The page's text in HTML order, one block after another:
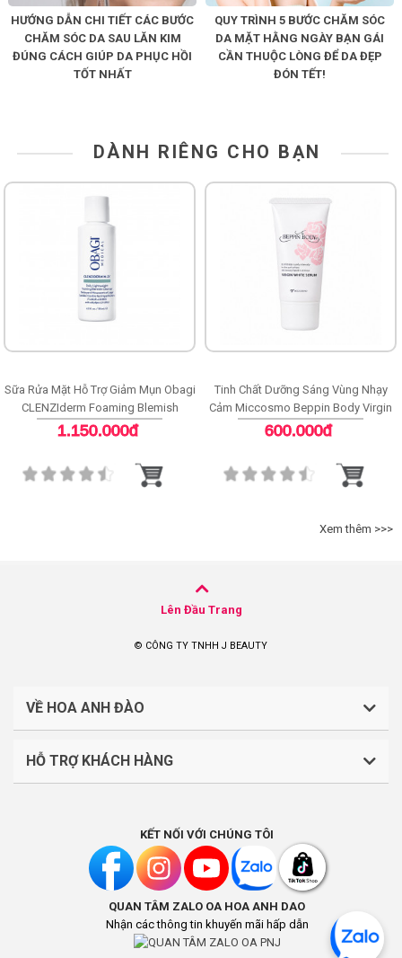
HƯỚNG DẪN CHI TIẾT CÁC BƯỚC
CHĂM SÓC DA SAU LĂN KIM
ĐÚNG CÁCH GIÚP DA PHỤC HỒI
TỐT NHẤT
QUY TRÌNH 5 BƯỚC CHĂM SÓC
DA MẶT HẰNG NGÀY BẠN GÁI
CẦN THUỘC LÒNG ĐỂ DA ĐẸP
ĐÓN TẾT!
DÀNH RIÊNG CHO BẠN
Sữa Rửa Mặt Hỗ Trợ Giảm Mụn Obagi
CLENZIderm Foaming Blemish
Cleanser
1.150.000đ
Tinh Chất Dưỡng Sáng Vùng Nhạy
Cảm Miccosmo Beppin Body Virgin
White Serum
600.000đ
Xem thêm >>>
Lên Đầu Trang
© CÔNG TY TNHH J BEAUTY
VỀ HOA ANH ĐÀO
CÔNG TY TNHH J BEAUTY
Liên hệ: (028).7303.9118
Địa điểm kinh doanh: Lầu 1, số 242-244 Hai Bà Trưng,
Phường Tân Định, Thành phố Hồ Chí Minh, Việt Nam
HỖ TRỢ KHÁCH HÀNG
Chính sách vận chuyển, giao nhận
Chính sách đổi trả và hoàn tiền
Chính sách bảo mật
Khách hàng thân thiết
KẾT NỐI VỚI CHÚNG TÔI
QUAN TÂM ZALO OA HOA ANH DAO
Nhận các thông tin khuyến mãi hấp dẫn